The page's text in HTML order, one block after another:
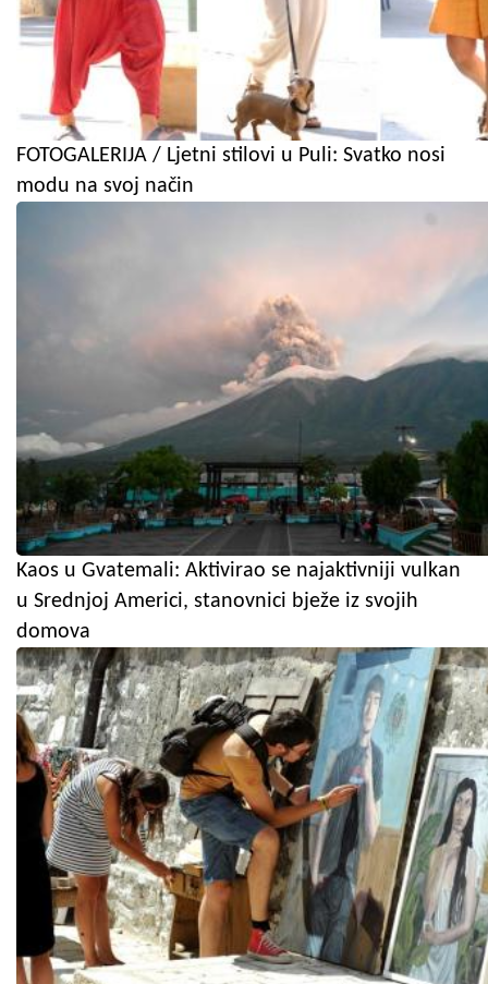
FOTOGALERIJA / Ljetni stilovi u Puli: Svatko nosi
modu na svoj način
Kaos u Gvatemali: Aktivirao se najaktivniji vulkan
u Srednjoj Americi, stanovnici bježe iz svojih
domova